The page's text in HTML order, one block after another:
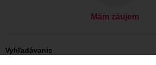
Mám záujem
Vyhľadávanie